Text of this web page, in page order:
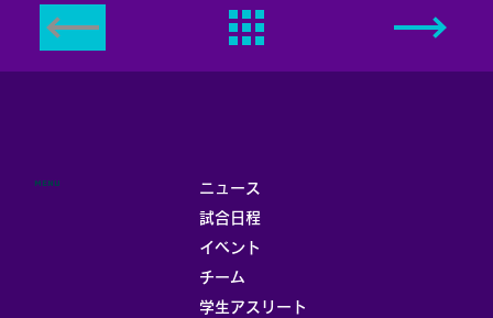
ニュース
試合日程
イベント
チーム
学生アスリート
MENU